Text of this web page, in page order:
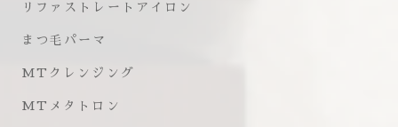
リファストレートアイロン
まつ毛パーマ
MTクレンジング
MTメタトロン